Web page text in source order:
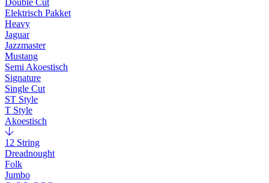
Double Cut
Elektrisch Pakket
Heavy
Jaguar
Jazzmaster
Mustang
Semi Akoestisch
Signature
Single Cut
ST Style
T Style
Akoestisch
12 String
Dreadnought
Folk
Jumbo